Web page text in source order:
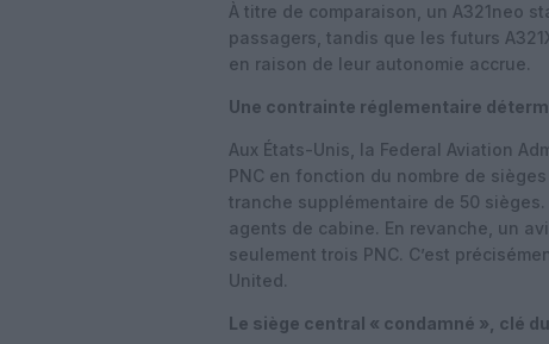
À titre de comparaison, un A321neo
passagers, tandis que les futurs
en raison de leur autonomie accrue.
Une contrainte réglementaire
Aux États-Unis, la Federal Aviation
PNC en fonction du nombre de
tranche supplémentaire de 50
agents de cabine. En revanche, un
seulement trois PNC. C’est
United.
Le siège central « condamné », clé